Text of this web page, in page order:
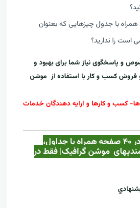
با جدول چیزهایی که بعنوان
است را ندارید؟
مخصوص و پاسخگوی نیاز شما برای بهبود و
کسب و کار با استفاده از موشن
ها- کسب و کارها و ارایه دهندگان خدمات
یک طرح لوکس در ۴۰ صفحه همراه با جداول،
موشن گرافیک| فقط در